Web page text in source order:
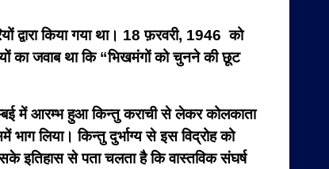
द्वारा किया गया था। 18 फ़रवरी, 1946 को
का जवाब था कि “भिखमंगों को चुनने की छूट
में आरम्भ हुआ किन्तु कराची से लेकर कोलकाता
लिया। किन्तु दुर्भाग्य से इस विद्रोह को
इतिहास से पता चलता है कि वास्तविक संघर्ष